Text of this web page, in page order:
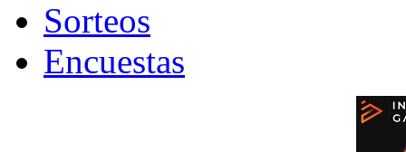
Sorteos
Encuestas